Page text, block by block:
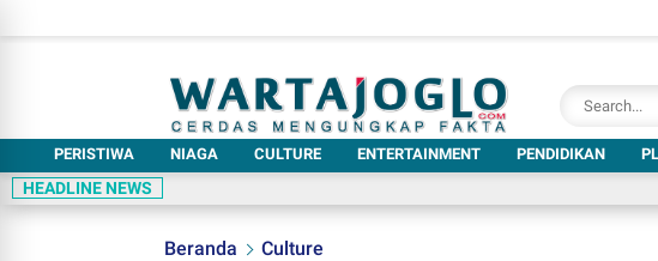
PERISTIWA NIAGA CULTURE ENTERTAINMENT PENDIDIKAN
HEADLINE NEWS
Beranda Culture